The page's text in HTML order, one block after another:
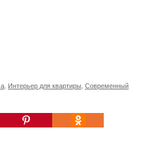
Интерьер для квартиры Современный